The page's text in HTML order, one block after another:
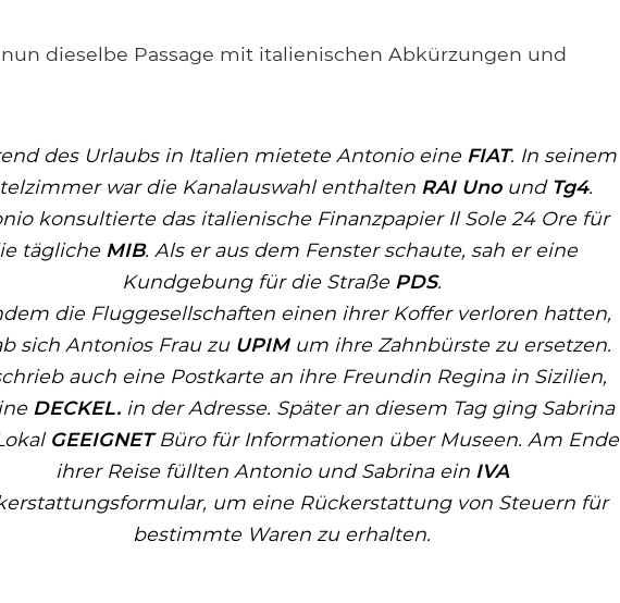
dieselbe Passage mit italienischen Abkürzungen und
des Urlaubs in Italien mietete Antonio eine FIAT. In seinem
war die Kanalauswahl enthalten RAI Unound Tg4.
konsultierte das italienische Finanzpapier Il Sole 24 Orefür
tägliche MIB. Als er aus dem Fenster schaute, sah er eine
Kundgebung für die Straße PDS.
die Fluggesellschaften einen ihrer Koffer verloren hatten,
sich Antonios Frau zu UPIMum ihre Zahnbürste zu ersetzen.
auch eine Postkarte an ihre Freundin Regina in Sizilien,
DECKEL. in der Adresse. Später an diesem Tag ging Sabrina
GEEIGNETBüro für Informationen über Museen. Am Ende
ihrer Reise füllten Antonio und Sabrina ein IVA
um eine Rückerstattung von Steuern für
bestimmte Waren zu erhalten.